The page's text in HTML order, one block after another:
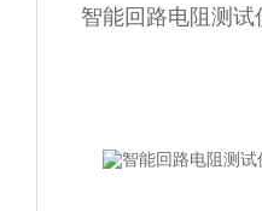
智能回路电阻测试